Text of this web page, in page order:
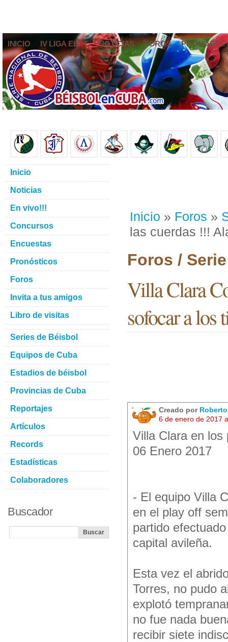
INICIO IV LIGA ELITE NOTICIAS FOROS
Inicio » Foros »
las cuerdas !!!
Foros /
Villa Clara
sofocar a
Creado por
6 de enero de 2017
Villa Clara en los
06 Enero 2017
- El equipo Villa
en el play off
partido
capital avileña.
Esta vez el
Torres, no pudo
explotó
no fue nada
recibir siete
Inicio
Noticias
En vivo!!!
Concursos
Encuestas
Pronósticos
Foros
Invita a tus amigos
Libro de visitas
Series de Béisbol
Equipos de Cuba
Estadios de béisbol
Provincias de Cuba
Reportajes
Artículos
Records
Estadísticas
Colaboradores
Buscador